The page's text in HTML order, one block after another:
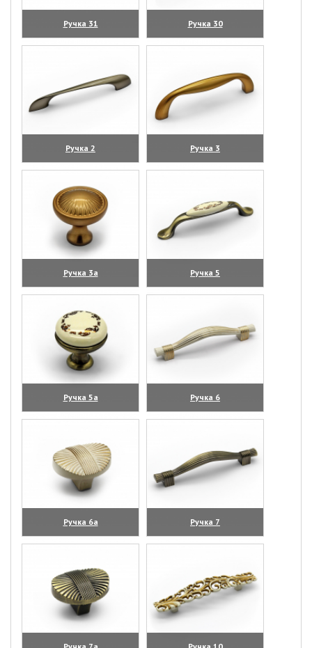
Ручка 31
(увеличить)
Ручка 30
(увеличить)
Ручка 2
(увеличить)
Ручка 3
(увеличить)
Ручка 3а
(увеличить)
Ручка 5
(увеличить)
Ручка 5а
(увеличить)
Ручка 6
(увеличить)
Ручка 6а
(увеличить)
Ручка 7
(увеличить)